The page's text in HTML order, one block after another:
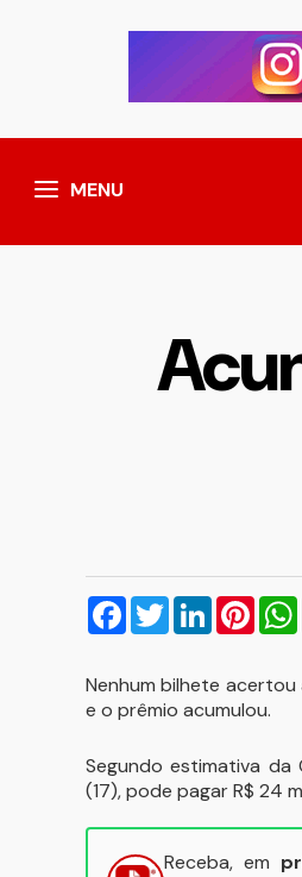
MENU
Facebook
TwitterLinkedIn
Nenhum bilhete acertou
e o prêmio acumulou.
Segundo estimativa da
(17), pode pagar R$ 24
Receba, em